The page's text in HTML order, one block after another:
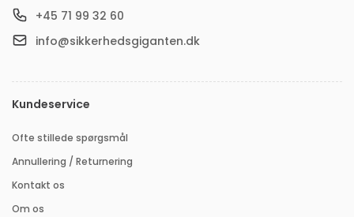
+45 71 99 32 60
info@sikkerhedsgiganten.dk
Kundeservice
Ofte stillede spørgsmål
Annullering / Returnering
Kontakt os
Om os